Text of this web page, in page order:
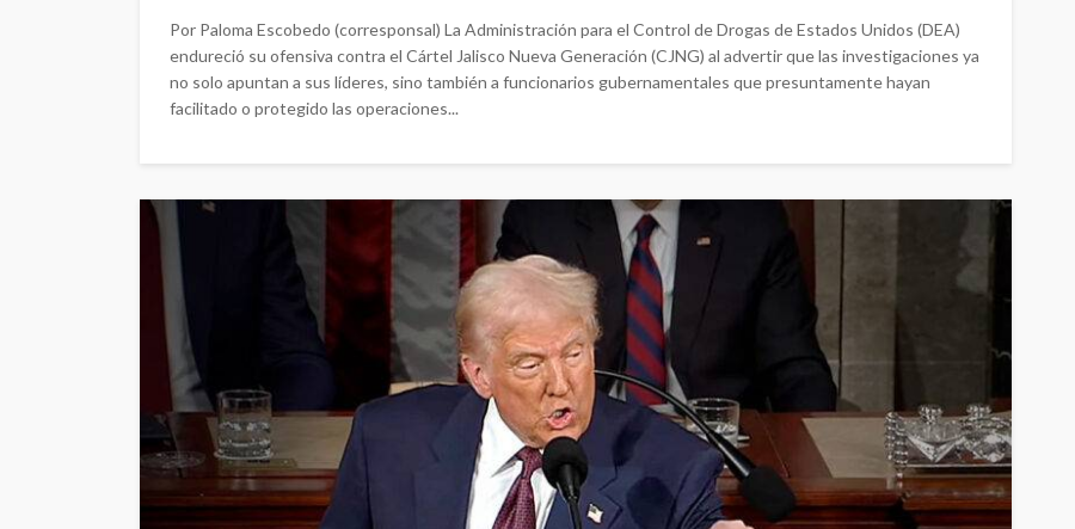
Por Paloma Escobedo (corresponsal) La Administración para el Control de Drogas de Estados Unidos (DEA)
endureció su ofensiva contra el Cártel Jalisco Nueva Generación (CJNG) al advertir que las investigaciones ya
no solo apuntan a sus líderes, sino también a funcionarios gubernamentales que presuntamente hayan
facilitado o protegido las operaciones...